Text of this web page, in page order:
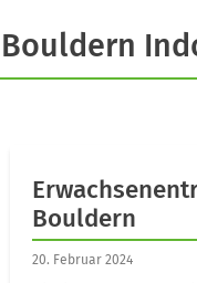
Bouldern
20. Februar 2024